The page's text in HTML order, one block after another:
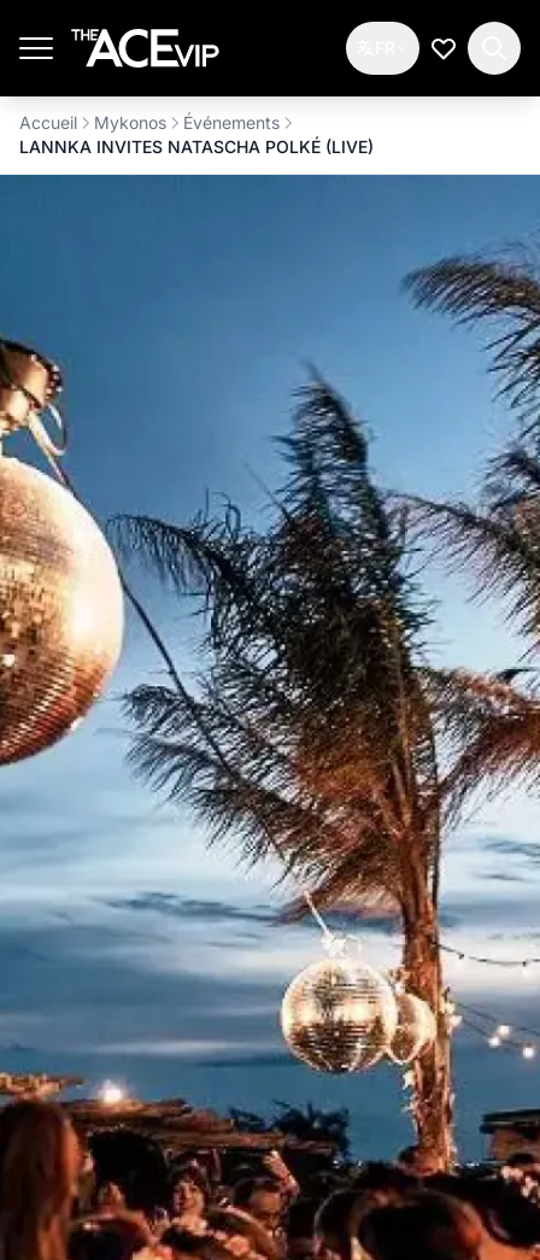
Ma Liste
Accueil Mykonos
Événements
LANNKA INVITES NATASCHA POLKÉ (LIVE)